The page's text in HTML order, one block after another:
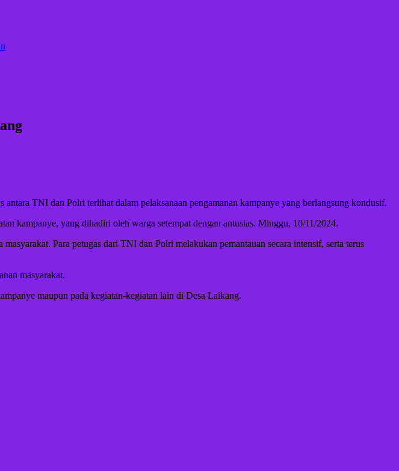
TNI dan Polri terlihat dalam pelaksanaan pengamanan kampanye yang berlangsung kondusif.
kampanye, yang dihadiri oleh warga setempat dengan antusias. Minggu, 10/11/2024.
Para petugas dari TNI dan Polri melakukan pemantauan secara intensif, serta terus
masyarakat.
maupun pada kegiatan-kegiatan lain di Desa Laikang.